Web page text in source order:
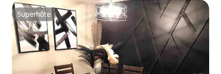
Superhôte
Superhôte